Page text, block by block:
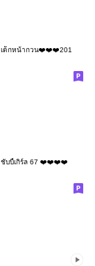
เด็กหน้ากวน❤️❤️❤️201
ชับบี้เกิร์ล 67 ❤️❤️❤️❤️